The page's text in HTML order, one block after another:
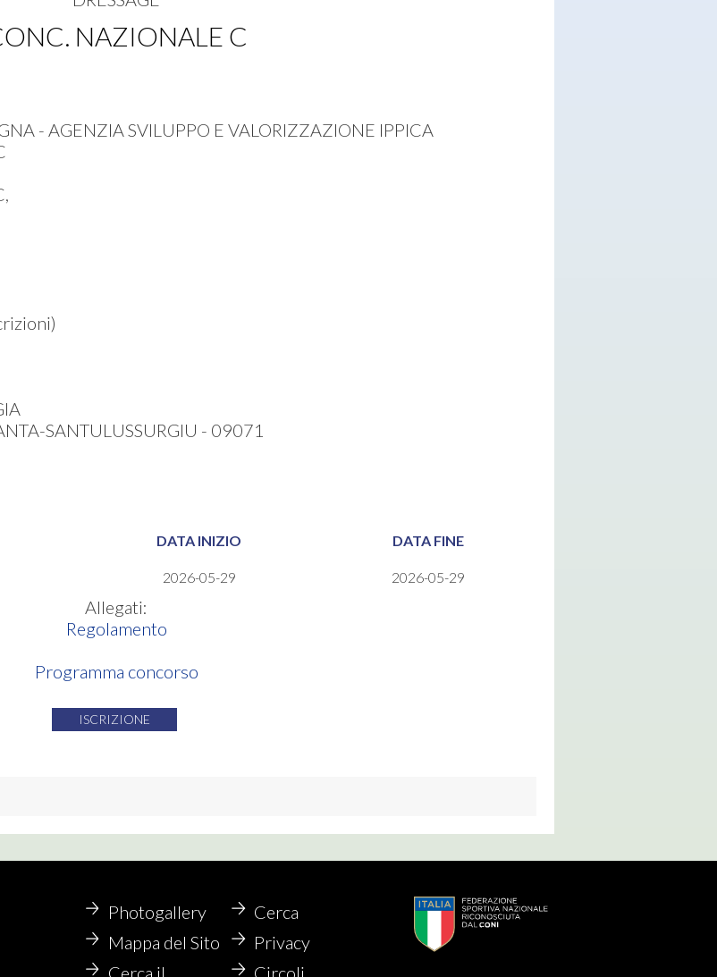
NAZIONALE C
- AGENZIA SVILUPPO E VALORIZZAZIONE IPPICA
SANTULUSSURGIU - 09071
DATA INIZIO DATA FINE
2026-05-29 2026-05-29
Allegati:
Regolamento
Programma concorso
ISCRIZIONE
Photogallery
Cerca
Mappa del Sito
Privacy
Cerca il
Circoli